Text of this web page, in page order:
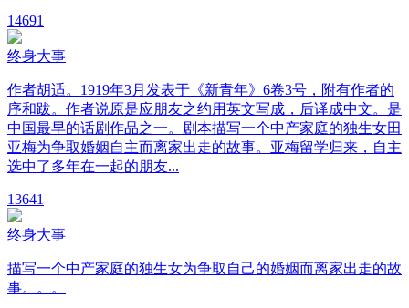
14691
终身大事
作者胡适。1919年3月发表于《新青年》6卷3号，附有作者的
序和跋。作者说原是应朋友之约用英文写成，后译成中文。是
中国最早的话剧作品之一。剧本描写一个中产家庭的独生女田
亚梅为争取婚姻自主而离家出走的故事。亚梅留学归来，自主
选中了多年在一起的朋友...
13641
终身大事
描写一个中产家庭的独生女为争取自己的婚姻而离家出走的故
事。。。